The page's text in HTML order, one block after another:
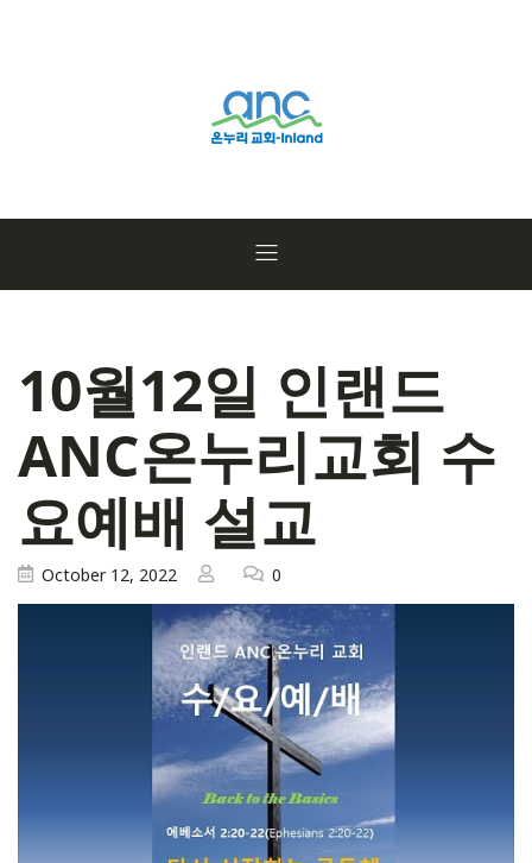
10월12일 인랜드
ANC온누리교회 수
요예배 설교
October 12, 2022 0